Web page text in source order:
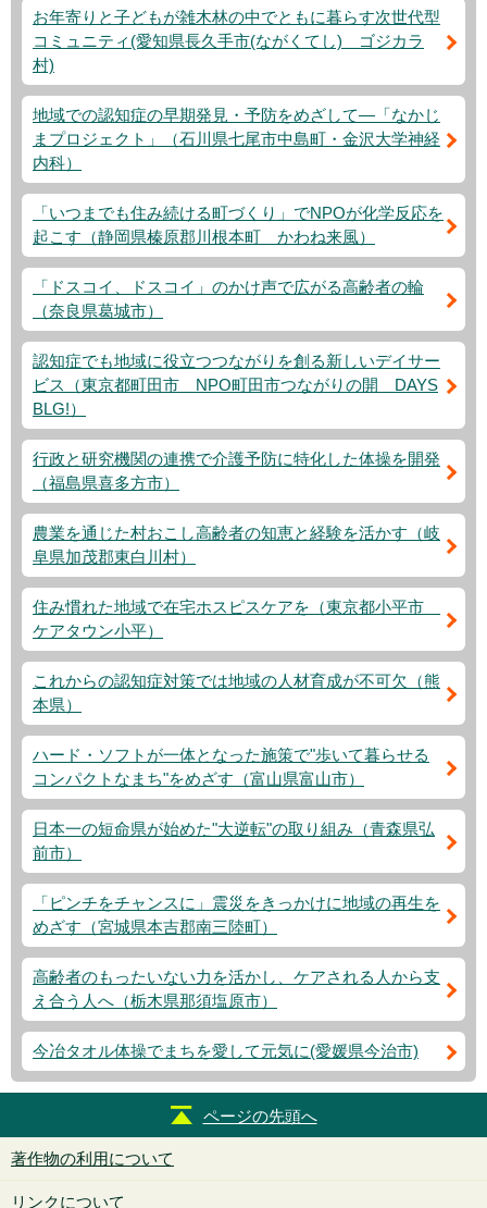
お年寄りと子どもが雑木林の中でともに暮らす次世代型
コミュニティ(愛知県長久手市(ながくてし) ゴジカラ
村)
地域での認知症の早期発見・予防をめざして―「なかじ
まプロジェクト」（石川県七尾市中島町・金沢大学神経
内科）
「いつまでも住み続ける町づくり」でNPOが化学反応を
起こす（静岡県榛原郡川根本町 かわね来風）
「ドスコイ、ドスコイ」のかけ声で広がる高齢者の輪
（奈良県葛城市）
認知症でも地域に役立つつながりを創る新しいデイサー
ビス（東京都町田市 NPO町田市つながりの開 DAYS
BLG!）
行政と研究機関の連携で介護予防に特化した体操を開発
（福島県喜多方市）
農業を通じた村おこし高齢者の知恵と経験を活かす（岐
阜県加茂郡東白川村）
住み慣れた地域で在宅ホスピスケアを（東京都小平市
ケアタウン小平）
これからの認知症対策では地域の人材育成が不可欠（熊
本県）
ハード・ソフトが一体となった施策で"歩いて暮らせる
コンパクトなまち"をめざす（富山県富山市）
日本一の短命県が始めた"大逆転"の取り組み（青森県弘
前市）
「ピンチをチャンスに」震災をきっかけに地域の再生を
めざす（宮城県本吉郡南三陸町）
高齢者のもったいない力を活かし、ケアされる人から支
え合う人へ（栃木県那須塩原市）
今冶タオル体操でまちを愛して元気に(愛媛県今治市)
ページの先頭へ
著作物の利用について
リンクについて